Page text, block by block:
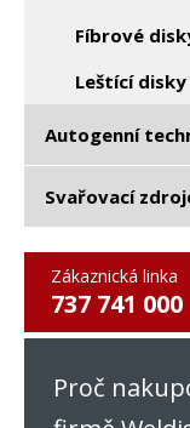
Fíbrové
Leštící disky
Autogenní
Svařovací
Zákaznická linka
737 741 000
Proč